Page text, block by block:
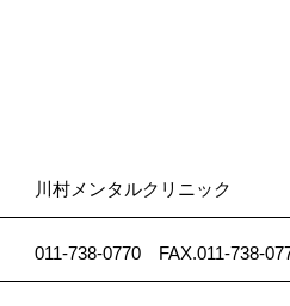
川村メンタルクリニック
011-738-0770 FAX.011-738-